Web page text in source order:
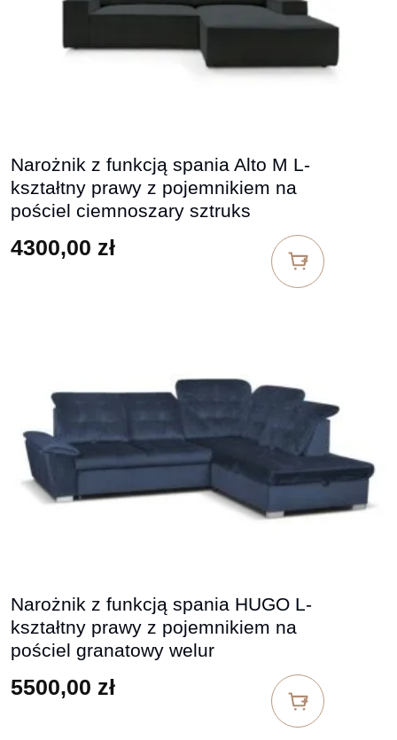
Narożnik z funkcją spania Alto M L-
kształtny prawy z pojemnikiem na
pościel ciemnoszary sztruks
4300,00 zł
Narożnik z funkcją spania HUGO L-
kształtny prawy z pojemnikiem na
pościel granatowy welur
5500,00 zł